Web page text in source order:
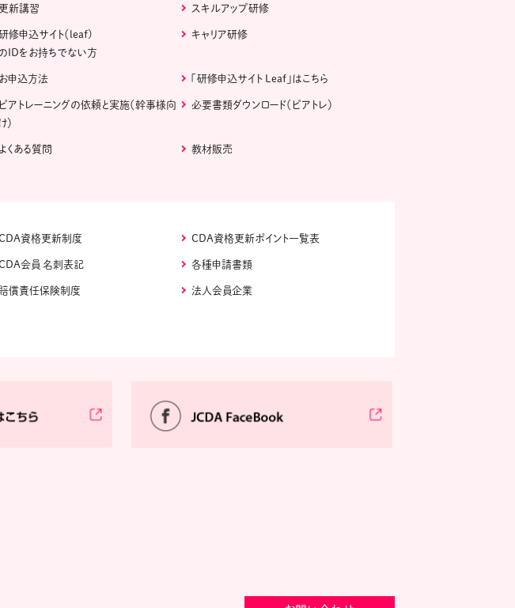
更新講習 スキルアップ研修
修申込サイト（leaf)
IDをお持ちでない方
キャリア研修
お申込方法 「研修申込サイト Leaf」はこちら
ピアトレーニングの依頼と実施（幹事様向
け）
必要書類ダウンロード（ピアトレ）
よくある質問 教材販売
資格更新制度 CDA資格更新ポイント一覧表
会員 名刺表記 各種申請書類
賠償責任保険制度 法人会員企業